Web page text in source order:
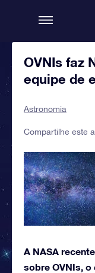
OVNIs faz
equipe de
Astronomia
Compartilhe este
A NASA
sobre OVNIs,